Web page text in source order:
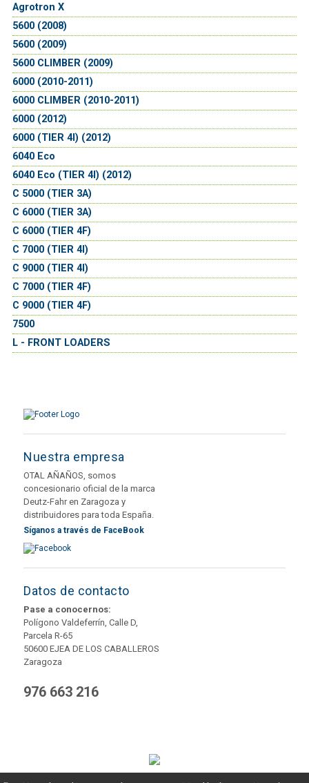
Agrotron X
5600 (2008)
5600 (2009)
5600 CLIMBER (2009)
6000 (2010-2011)
6000 CLIMBER (2010-2011)
6000 (2012)
6000 (TIER 4I) (2012)
6040 Eco
6040 Eco (TIER 4I) (2012)
C 5000 (TIER 3A)
C 6000 (TIER 3A)
C 6000 (TIER 4F)
C 7000 (TIER 4I)
C 9000 (TIER 4I)
C 7000 (TIER 4F)
C 9000 (TIER 4F)
7500
L - FRONT LOADERS
Nuestra empresa
OTAL AÑAÑOS, somos
concesionario oficial de la marca
Deutz-Fahr en Zaragoza y
distribuidores para toda España.
Síganos a través de FaceBook
Datos de contacto
Pase a conocernos:
Polígono Valdeferrín, Calle D,
Parcela R-65
50600 EJEA DE LOS CABALLEROS
Zaragoza
976 663 216